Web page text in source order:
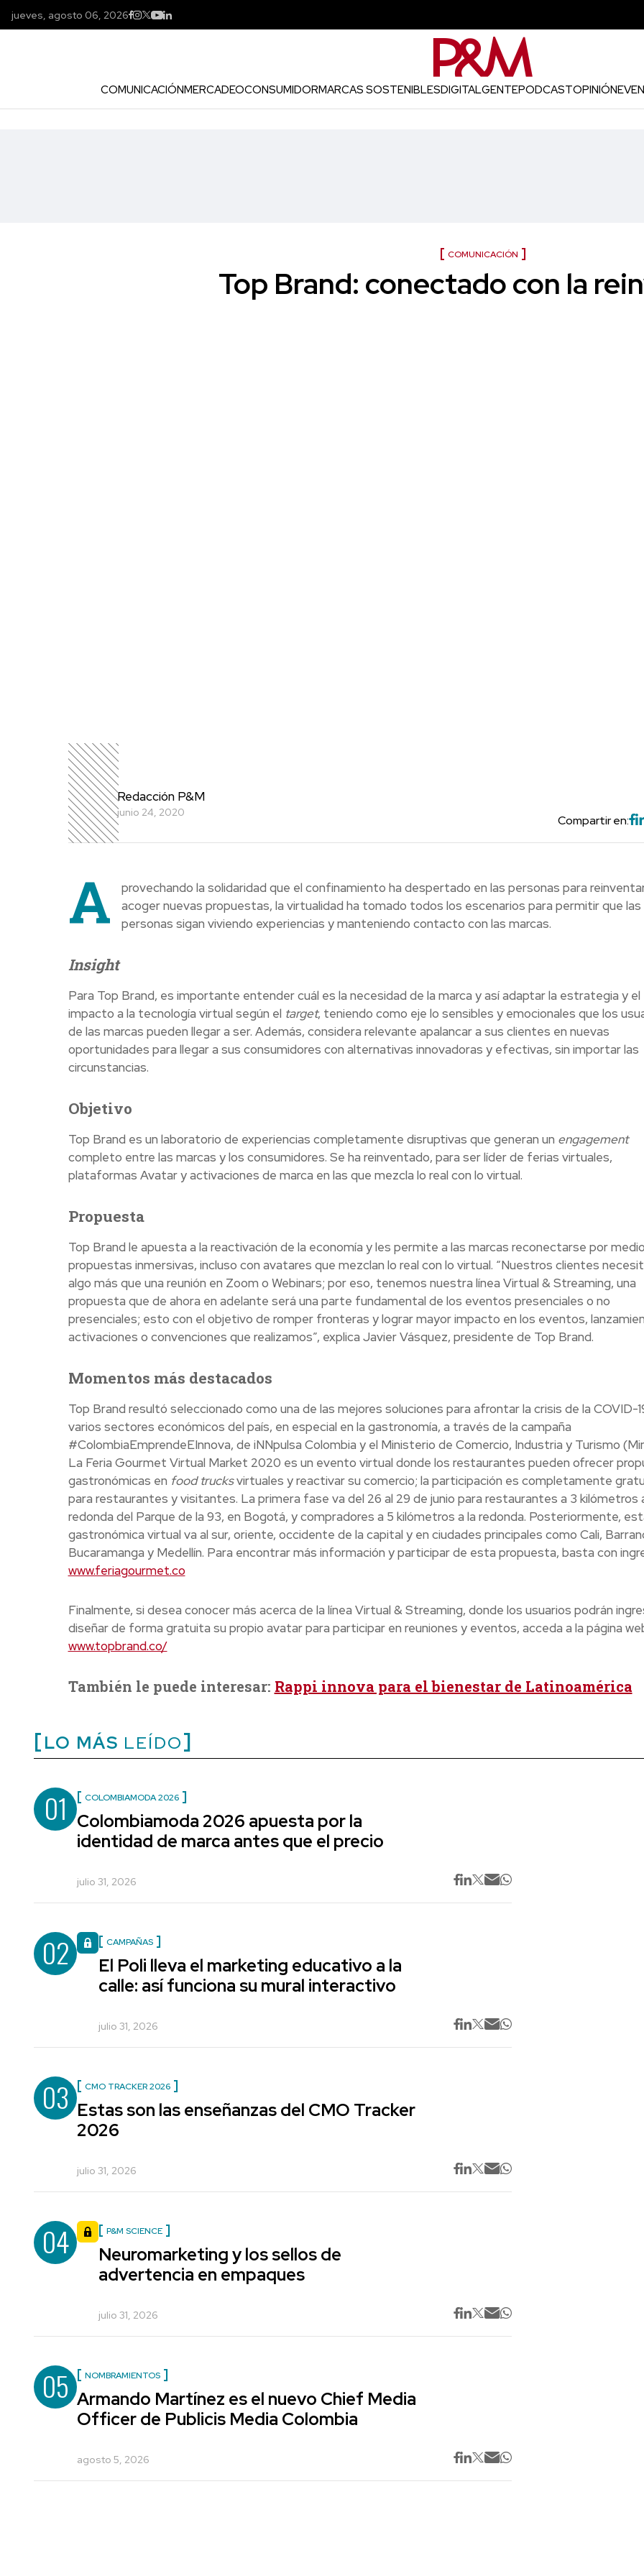
jueves, agosto 06, 2026
COMUNICACIÓNMERCADEOCONSUMIDORMARCAS SOSTENIBLESDIGITALGENTEPODCASTOPINIÓN
COMUNICACIÓN
Top Brand: conectado con la
Redacción P&M
junio 24, 2020
Compartir en:
A
provechando la solidaridad que el confinamiento ha despertado en las personas para
acoger nuevas propuestas, la virtualidad ha tomado todos los escenarios para permitir que las
personas sigan viviendo experiencias y manteniendo contacto con las marcas.
Insight
Para Top Brand, es importante entender cuál es la necesidad de la marca y así adaptar la estrategia y el
impacto a la tecnología virtual según el target, teniendo como eje lo sensibles y emocionales que los
de las marcas pueden llegar a ser. Además, considera relevante apalancar a sus clientes en nuevas
oportunidades para llegar a sus consumidores con alternativas innovadoras y efectivas, sin importar las
circunstancias.
Objetivo
Top Brand es un laboratorio de experiencias completamente disruptivas que generan un engagement
completo entre las marcas y los consumidores. Se ha reinventado, para ser líder de ferias virtuales,
plataformas Avatar y activaciones de marca en las que mezcla lo real con lo virtual.
Propuesta
Top Brand le apuesta a la reactivación de la economía y les permite a las marcas reconectarse por
propuestas inmersivas, incluso con avatares que mezclan lo real con lo virtual. “Nuestros clientes
algo más que una reunión en Zoom o Webinars; por eso, tenemos nuestra línea Virtual & Streaming, una
propuesta que de ahora en adelante será una parte fundamental de los eventos presenciales o no
presenciales; esto con el objetivo de romper fronteras y lograr mayor impacto en los eventos,
activaciones o convenciones que realizamos”, explica Javier Vásquez, presidente de Top Brand.
Momentos más destacados
Top Brand resultó seleccionado como una de las mejores soluciones para afrontar la crisis de la COVID-
varios sectores económicos del país, en especial en la gastronomía, a través de la campaña
#ColombiaEmprendeEInnova, de iNNpulsa Colombia y el Ministerio de Comercio, Industria y Turismo
La Feria Gourmet Virtual Market 2020 es un evento virtual donde los restaurantes pueden ofrecer
gastronómicas en food trucksvirtuales y reactivar su comercio; la participación es completamente
para restaurantes y visitantes. La primera fase va del 26 al 29 de junio para restaurantes a 3 kilómetros
redonda del Parque de la 93, en Bogotá, y compradores a 5 kilómetros a la redonda. Posteriormente,
gastronómica virtual va al sur, oriente, occidente de la capital y en ciudades principales como Cali,
Bucaramanga y Medellín. Para encontrar más información y participar de esta propuesta, basta con
www.feriagourmet.co
Finalmente, si desea conocer más acerca de la línea Virtual & Streaming, donde los usuarios podrán
diseñar de forma gratuita su propio avatar para participar en reuniones y eventos, acceda a la página
www.topbrand.co/
También le puede interesar: Rappi innova para el bienestar de Latinoamérica
LO MÁS LEÍDO
01 COLOMBIAMODA 2026
Colombiamoda 2026 apuesta por la
identidad de marca antes que el precio
julio 31, 2026
02 CAMPAÑAS
El Poli lleva el marketing educativo a la
calle: así funciona su mural interactivo
julio 31, 2026
03 CMO TRACKER 2026
Estas son las enseñanzas del CMO Tracker
2026
julio 31, 2026
04 P&M SCIENCE
Neuromarketing y los sellos de
advertencia en empaques
julio 31, 2026
05 NOMBRAMIENTOS
Armando Martínez es el nuevo Chief Media
Officer de Publicis Media Colombia
agosto 5, 2026